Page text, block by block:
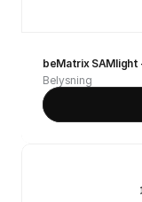
beMatrix
Belysning